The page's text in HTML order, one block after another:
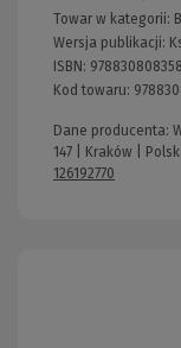
Towar w kategorii:
Wersja publikacji:
ISBN:
Kod towaru:
Dane producenta:
147 | Kraków |
126192770